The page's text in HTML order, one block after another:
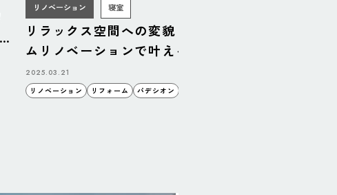
リノベーション 寝室
リラックス空間への変貌！ベッドルー
ムリノベーションで叶える理想の寝室
2025.03.21
リノベーション
リフォーム パデシオン